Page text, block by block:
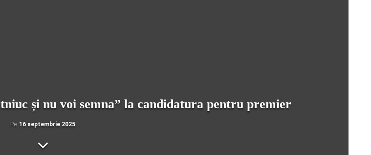
și nu voi semna” la candidatura pentru premier
Pe 16 septembrie 2025